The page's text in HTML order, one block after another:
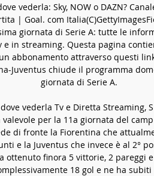
vederla: Sky, NOW o DAZN?
| Goal. com
giornata di Serie A: tutte le
in streaming. Questa pagina
abbonamento attraverso questi
Juventus chiude il programma
giornata di Serie A.
vederla Tv e Diretta Streaming,
per la 11a giornata del
di fronte la Fiorentina che
e la Juventus che invece è al 2°
ottenuto finora 5 vittorie, 2 pareggi
18 gol e ne ha